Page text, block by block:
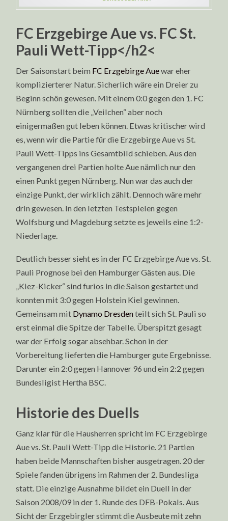
FC Erzgebirge Aue vs. FC St.
Pauli Wett-Tipp</h2<
Der Saisonstart beim FC Erzgebirge Auewar eher
komplizierterer Natur. Sicherlich wäre ein Dreier zu
Beginn schön gewesen. Mit einem 0:0 gegen den 1. FC
Nürnberg sollten die „Veilchen“ aber noch
einigermaßen gut leben können. Etwas kritischer wird
es, wenn wir die Partie für die Erzgebirge Aue vs St.
Pauli Wett-Tipps ins Gesamtbild schieben. Aus den
vergangenen drei Partien holte Aue nämlich nur den
einen Punkt gegen Nürnberg. Nun war das auch der
einzige Punkt, der wirklich zählt. Dennoch wäre mehr
drin gewesen. In den letzten Testspielen gegen
Wolfsburg und Magdeburg setzte es jeweils eine 1:2-
Niederlage.
Deutlich besser sieht es in der FC Erzgebirge Aue vs. St.
Pauli Prognose bei den Hamburger Gästen aus. Die
„Kiez-Kicker“ sind furios in die Saison gestartet und
konnten mit 3:0 gegen Holstein Kiel gewinnen.
Gemeinsam mit Dynamo Dresdenteilt sich St. Pauli so
erst einmal die Spitze der Tabelle. Überspitzt gesagt
war der Erfolg sogar absehbar. Schon in der
Vorbereitung lieferten die Hamburger gute Ergebnisse.
Darunter ein 2:0 gegen Hannover 96 und ein 2:2 gegen
Bundesligist Hertha BSC.
Historie des Duells
Ganz klar für die Hausherren spricht im FC Erzgebirge
Aue vs. St. Pauli Wett-Tipp die Historie. 21 Partien
haben beide Mannschaften bisher ausgetragen. 20 der
Spiele fanden übrigens im Rahmen der 2. Bundesliga
statt. Die einzige Ausnahme bildet ein Duell in der
Saison 2008/09 in der 1. Runde des DFB-Pokals. Aus
Sicht der Erzgebirgler stimmt die Ausbeute mit zehn